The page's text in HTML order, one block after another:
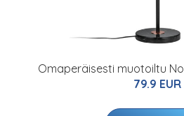
Omaperäisesti muotoiltu
79.9 EUR